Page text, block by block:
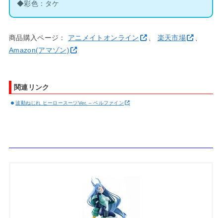
◆彩色：タケ
商品購入ページ： アニメイトオンライン 楽天市場
Amazon(アマゾン)
関連リンク
波動ねじれ ヒーロースーツVer. – ベルファイン